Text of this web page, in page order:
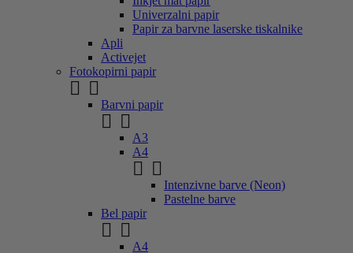
Univerzalni papir
Papir za barvne laserske tiskalnike
Apli
Activejet
Fotokopirni papir
 
Barvni papir
 
A3
A4
 
Intenzivne barve (Neon)
Pastelne barve
Bel papir
 
A4